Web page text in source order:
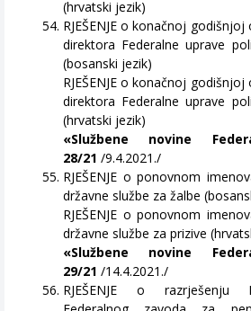
(hrvatski jezik)
RJEŠENJE o konačnoj
direktora Federalne uprave
(bosanski jezik)
RJEŠENJE o konačnoj
direktora Federalne uprave
(hrvatski jezik)
«Službene novine
28/21 /9.4.2021./
RJEŠENJE o ponovnom
državne službe za žalbe
RJEŠENJE o ponovnom
državne službe za prizive
«Službene novine
29/21 /14.4.2021./
RJEŠENJE o razrješenju